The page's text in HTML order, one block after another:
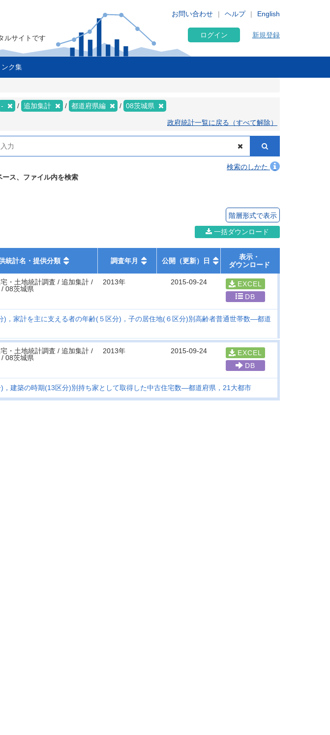
English
お問い合わせ ヘルプ
ルサイトです ログイン 新規登録
ンク集
- 追加集計 都道府県編 08茨城県
政府統計一覧に戻る（すべて解除）
検索のしかた
ース、ファイル内を検索
階層形式で表示
一括ダウンロード
統計名・提供分類 調査年月 公開（更新）日
表示・
ダウンロード
・土地統計調査 / 追加集計 /
08茨城県
2013年 2015-09-24
EXCEL
DB
)，家計を主に支える者の年齢(５区分)，子の居住地(６区分)別高齢者普通世帯数―都道
・土地統計調査 / 追加集計 /
08茨城県
2013年 2015-09-24
EXCEL
DB
，建築の時期(13区分)別持ち家として取得した中古住宅数―都道府県，21大都市